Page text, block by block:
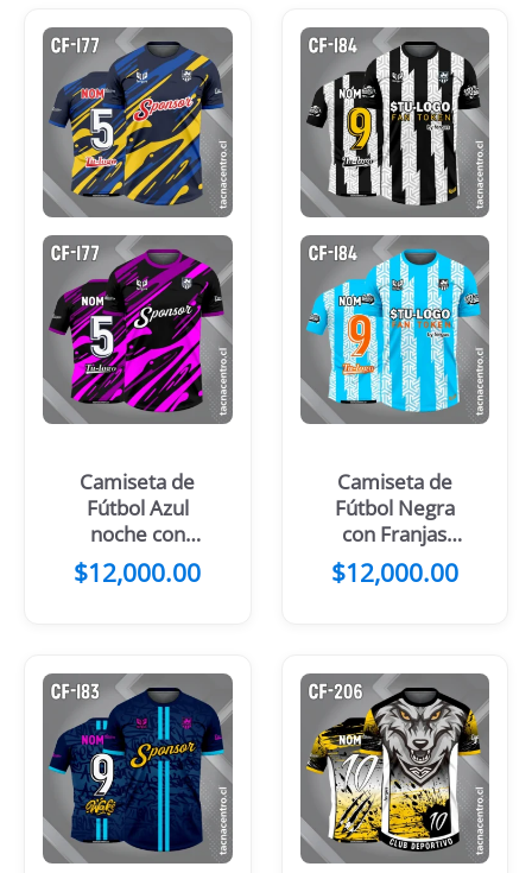
Camiseta de
Fútbol Azul
noche con
Manchas
Amarillas y
$12,000.00
Camiseta de
Fútbol Negra
con Franjas
Blancas
$12,000.00